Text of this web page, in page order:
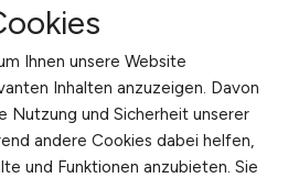
Ihnen unsere Website
Inhalten anzuzeigen. Davon
Nutzung und Sicherheit unserer
andere Cookies dabei helfen,
und Funktionen anzubieten. Sie